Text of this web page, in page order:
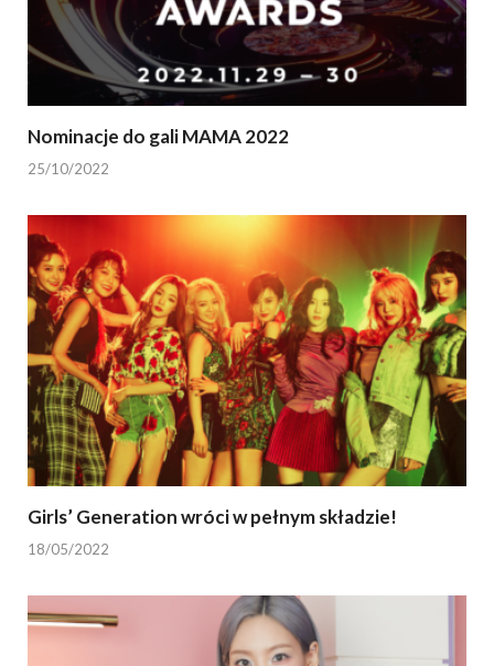
Nominacje do gali MAMA 2022
25/10/2022
Girls’ Generation wróci w pełnym składzie!
18/05/2022